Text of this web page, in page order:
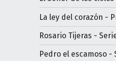
La ley del corazón -
Rosario Tijeras -
Pedro el escamoso -